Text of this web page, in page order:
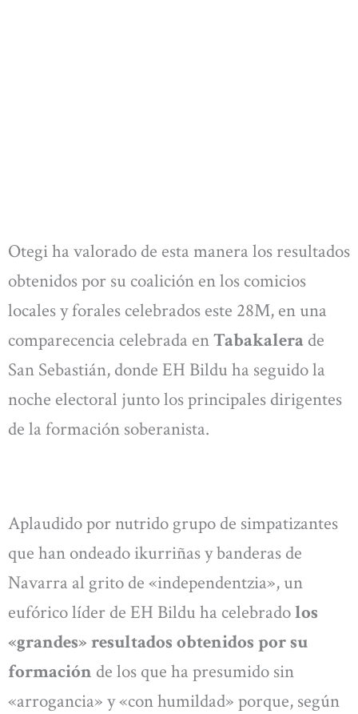
Otegi ha valorado de esta manera los resultados
obtenidos por su coalición en los comicios
locales y forales celebrados este 28M, en una
comparecencia celebrada enTabakalera de
San Sebastián, donde EH Bildu ha seguido la
noche electoral junto los principales dirigentes
de la formación soberanista.
Aplaudido por nutrido grupo de simpatizantes
que han ondeado ikurriñas y banderas de
Navarra al grito de «independentzia», un
eufórico líder de EH Bildu ha celebradolos
«grandes» resultados obtenidos por su
formación de los que ha presumido sin
«arrogancia» y «con humildad» porque, según